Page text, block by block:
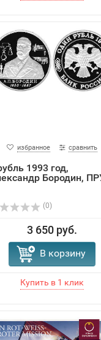
избранное сравнить
1993 год,
Бородин,
(0)
3 650 руб.
В корзину